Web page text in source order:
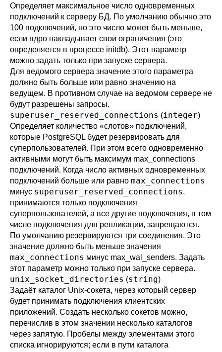
Определяет максимальное число одновременных
подключений к серверу БД. По умолчанию обычно это
100 подключений, но это число может быть меньше,
если ядро накладывает свои ограничения (это
определяется в процессе initdb). Этот параметр
можно задать только при запуске сервера.
Для ведомого сервера значение этого параметра
должно быть больше или равно значению на
ведущем. В противном случае на ведомом сервере не
будут разрешены запросы.
superuser_reserved_connections (integer)
Определяет количество «слотов» подключений,
которые PostgreSQL будет резервировать для
суперпользователей. При этом всего одновременно
активными могут быть максимум max_connections
подключений. Когда число активных одновременных
подключений больше или равно max_connections
минус superuser_reserved_connections,
принимаются только подключения
суперпользователей, а все другие подключения, в том
числе подключения для репликации, запрещаются.
По умолчанию резервируются три соединения. Это
значение должно быть меньше значения
max_connections минус max_wal_senders. Задать
этот параметр можно только при запуске сервера.
unix_socket_directories (string)
Задаёт каталог Unix-сокета, через который сервер
будет принимать подключения клиентских
приложений. Создать несколько сокетов можно,
перечислив в этом значении несколько каталогов
через запятую. Пробелы между элементами этого
списка игнорируются; если в пути каталога